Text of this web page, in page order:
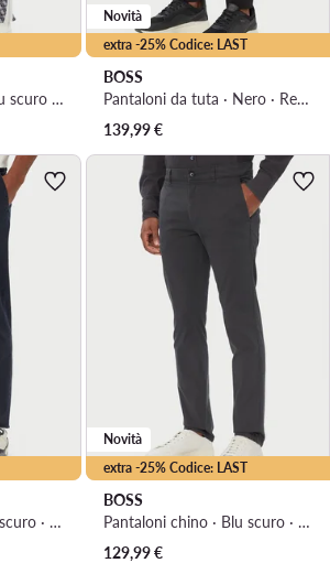
Pantaloni da tuta · Blu scuro · Regular Fit
extra -25% Codice: LAST
Novità
BOSS
Pantaloni da tuta · Nero · Regular Fit
139,99€
Pantaloni chino · Blu scuro · Slim Fit
extra -25% Codice: LAST
Novità
BOSS
Pantaloni chino · Blu scuro · Slim Fit
129,99€